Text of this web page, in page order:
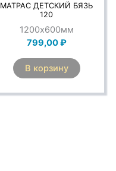
МАТРАС ДЕТСКИЙ БЯЗЬ
120
1200х600мм
799,00₽
В корзину